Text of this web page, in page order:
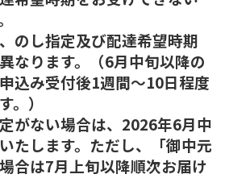
のし指定及び配達希望時期
なります。（6月中旬以降の
込み受付後1週間～10日程度
。）
がない場合は、2026年6月中
たします。ただし、「御中元
合は7月上旬以降順次お届け